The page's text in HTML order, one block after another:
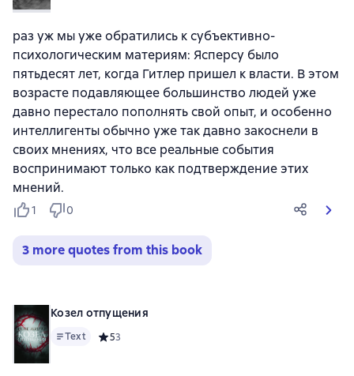
раз уж мы уже обратились к субъективно-
психологическим материям: Ясперсу было
пятьдесят лет, когда Гитлер пришел к власти. В этом
возрасте подавляющее большинство людей уже
давно перестало пополнять свой опыт, и особенно
интеллигенты обычно уже так давно закоснели в
своих мнениях, что все реальные события
воспринимают только как подтверждение этих
мнений.
1 0
3 more quotes from this book
Козел отпущения
Text Средний рейтинг 5 на основе 3 оценок
53